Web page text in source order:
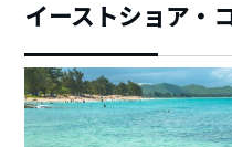
イーストショア・